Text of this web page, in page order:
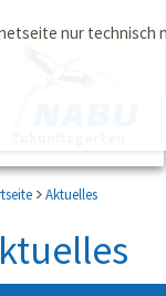
nur technisch
Aktuelles